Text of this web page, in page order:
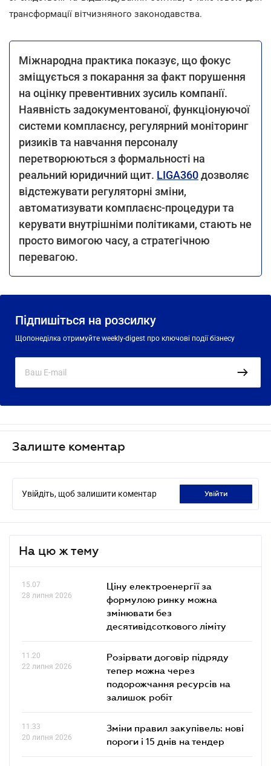
трансформації вітчизняного законодавства.
Міжнародна практика показує, що фокус
зміщується з покарання за факт порушення
на оцінку превентивних зусиль компанії.
Наявність задокументованої, функціонуючої
системи комплаєнсу, регулярний моніторинг
ризиків та навчання персоналу
перетворюються з формальності на
реальний юридичний щит. LIGA360дозволяє
відстежувати регуляторні зміни,
автоматизувати комплаєнс-процедури та
керувати внутрішніми політиками, стають не
просто вимогою часу, а стратегічною
перевагою.
Підпишіться на розсилку
Щопонеділка отримуйте weekly-digest про ключові події бізнесу
Залиште коментар
Увійдіть, щоб залишити коментар увійти
На цю ж тему
15.07
28 липня 2026
Ціну електроенергії за
формулою ринку можна
змінювати без
десятивідсоткового ліміту
11.20
22 липня 2026
Розірвати договір підряду
тепер можна через
подорожчання ресурсів на
залишок робіт
11.33
20 липня 2026
Зміни правил закупівель: нові
пороги і 15 днів на тендер